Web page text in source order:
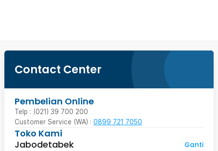
Contact Center
Pembelian Online
Telp : (021) 39 700 200
Customer Service (WA) : 0899 721 7050
Toko Kami
Jabodetabek
Ganti